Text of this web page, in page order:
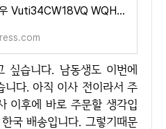
프리플로우 Vuti34CW18VQ WQHD 울트라와이드 커브드 리얼 180 게이밍 모니터 - AliExpress 7
니다. 아직 이사 전이라서 주
이후에 바로 주문할 생각입
국 배송입니다. 그렇기때문